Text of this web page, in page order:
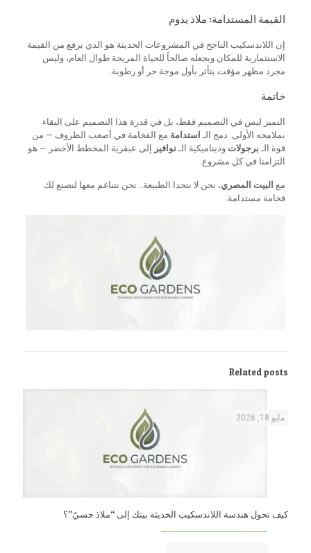
القيمة المستدامة: ملاذ يدوم
إن اللاندسكيب الناجح في المشروعات الحديثة هو الذي يرفع من القيمة
الاستثمارية للمكان ويجعله صالحاً للحياة المريحة طوال العام، وليس
مجرد مظهر مؤقت يتأثر بأول موجة حر أو رطوبة.
خاتمة
التميز ليس في التصميم فقط، بل في قدرة هذا التصميم على البقاء
بملامحه الأولى. دمج الـ استدامة مع الفخامة في أصعب الظروف — من
قوة الـ برجولات وديناميكية الـ نوافير
إلى عبقرية المخطط الأخضر — هو
التزامنا في كل مشروع.
مع البيت المصري، نحن لا نتحدا الطبيعة.. نحن نتناغم معها لنصنع لك
فخامة مستدامة.
Related posts
مايو 18, 2026
كيف تحول هندسة اللاندسكيب الحديثة بيتك إلى “ملاذ حسيّ”؟